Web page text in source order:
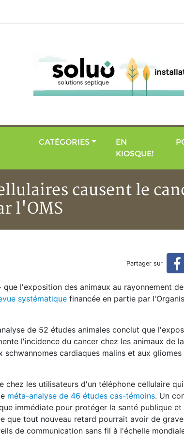
CATÉGORIES
EN
KIOSQUE!
causent le
l'OMS
causent le
Partager sur
l'exposition des animaux au rayonnement
systématique financée en partie par
de 52 études animales conclut que
l'incidence du cancer chez les animaux de
cardiaques malins et aux gliomes
chez les utilisateurs d'un téléphone cellulaire
méta-analyse de 46 études cas-témoins. Un
immédiate pour protéger la santé publique et
que tout nouveau retard pourrait avoir de
de communication sans fil à l'échelle